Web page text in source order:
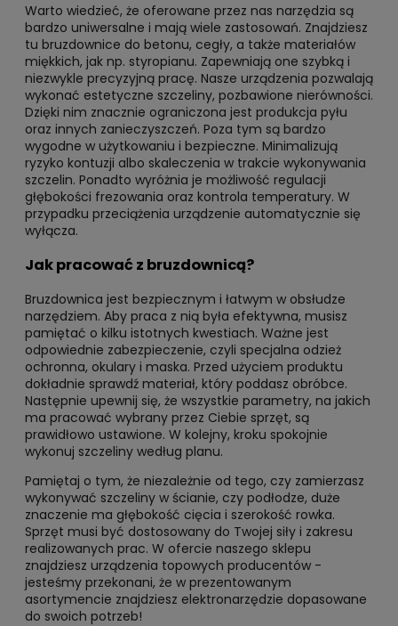
Warto wiedzieć, że oferowane przez nas narzędzia są
bardzo uniwersalne i mają wiele zastosowań. Znajdziesz
tu bruzdownice do betonu, cegły, a także materiałów
miękkich, jak np. styropianu. Zapewniają one szybką i
niezwykle precyzyjną pracę. Nasze urządzenia pozwalają
wykonać estetyczne szczeliny, pozbawione nierówności.
Dzięki nim znacznie ograniczona jest produkcja pyłu
oraz innych zanieczyszczeń. Poza tym są bardzo
wygodne w użytkowaniu i bezpieczne. Minimalizują
ryzyko kontuzji albo skaleczenia w trakcie wykonywania
szczelin. Ponadto wyróżnia je możliwość regulacji
głębokości frezowania oraz kontrola temperatury. W
przypadku przeciążenia urządzenie automatycznie się
wyłącza.
Jak pracować z bruzdownicą?
Bruzdownica jest bezpiecznym i łatwym w obsłudze
narzędziem. Aby praca z nią była efektywna, musisz
pamiętać o kilku istotnych kwestiach. Ważne jest
odpowiednie zabezpieczenie, czyli specjalna odzież
ochronna, okulary i maska. Przed użyciem produktu
dokładnie sprawdź materiał, który poddasz obróbce.
Następnie upewnij się, że wszystkie parametry, na jakich
ma pracować wybrany przez Ciebie sprzęt, są
prawidłowo ustawione. W kolejny, kroku spokojnie
wykonuj szczeliny według planu.
Pamiętaj o tym, że niezależnie od tego, czy zamierzasz
wykonywać szczeliny w ścianie, czy podłodze, duże
znaczenie ma głębokość cięcia i szerokość rowka.
Sprzęt musi być dostosowany do Twojej siły i zakresu
realizowanych prac. W ofercie naszego sklepu
znajdziesz urządzenia topowych producentów -
jesteśmy przekonani, że w prezentowanym
asortymencie znajdziesz elektronarzędzie dopasowane
do swoich potrzeb!